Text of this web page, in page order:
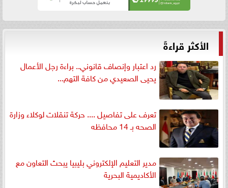
الأكثر قراءةً
رد اعتبار وإنصاف قانوني.. براءة رجل الأعمال
يحيى الصعيدي من كافة التهم...
تعرف على تفاصيل .... حركة تنقلات لوكلاء وزارة
الصحه بـ 14 محافظه
مدير التعليم الإلكتروني بليبيا يبحث التعاون مع
الأكاديمية البحرية